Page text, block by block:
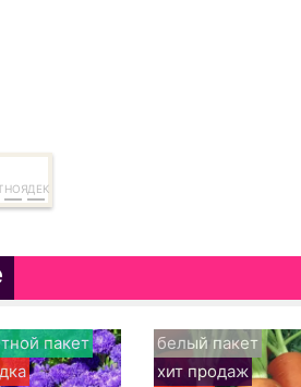
НОЯДЕК
пакет
белый пакет
хит продаж